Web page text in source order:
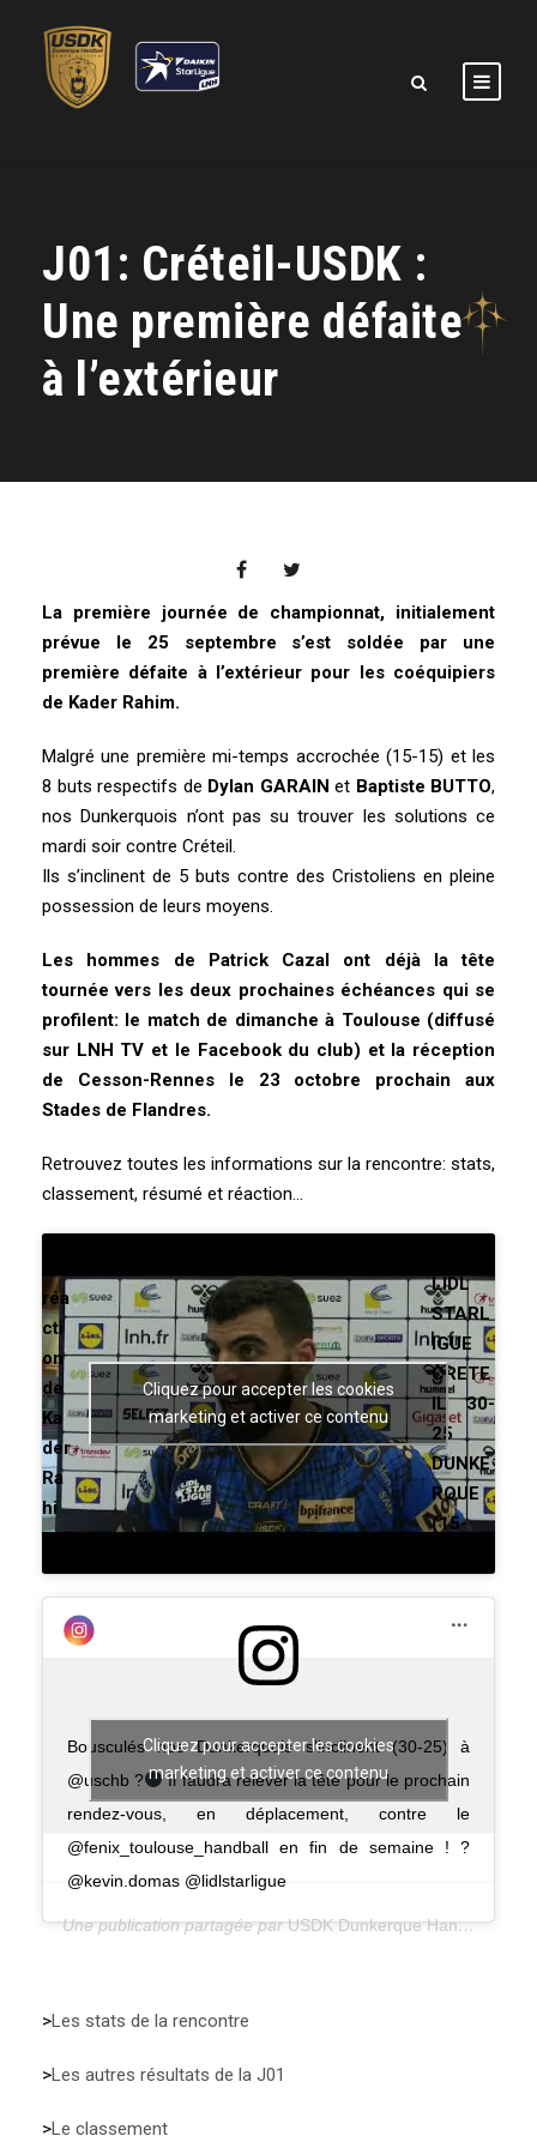
J01: Créteil-USDK :
Une première défaite
à l’extérieur
La première journée de championnat, initialement
prévue le 25 septembre s’est soldée par une
première défaite à l’extérieur pour les coéquipiers
de Kader Rahim.
Malgré une première mi-temps accrochée (15-15) et les
8 buts respectifs de Dylan GARAIN et Baptiste BUTTO,
nos Dunkerquois n’ont pas su trouver les solutions ce
mardi soir contre Créteil.
Ils s’inclinent de 5 buts contre des Cristoliens en pleine
possession de leurs moyens.
Les hommes de Patrick Cazal ont déjà la tête
tournée vers les deux prochaines échéances qui se
profilent: le match de dimanche à Toulouse (diffusé
sur LNH TV et le Facebook du club) et la réception
de Cesson-Rennes le 23 octobre prochain aux
Stades de Flandres.
Retrouvez toutes les informations sur la rencontre: stats,
classement, résumé et réaction…
réa
cti
on
de
Ka
der
Ra
hi
m:
LIDL
STARL
IGUE
CRETE
IL 30-
25
DUNKE
RQUE
(15-
Cliquez pour accepter les cookies
marketing et activer ce contenu
Bousculés nos Dunkerquois s’inclinent (30-25) à
@uschb ?
Il faudra relever la tête pour le prochain
rendez-vous, en déplacement, contre le
@fenix_toulouse_handball en fin de semaine ! ?
@kevin.domas @lidlstarligue
Une publication partagée parUSDK Dunkerque Handball
Cliquez pour accepter les cookies
marketing et activer ce contenu
>Les stats de la rencontre
>Les autres résultats de la J01
>Le classement